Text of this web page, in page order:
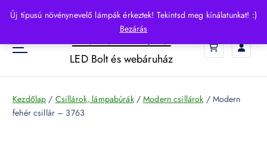
Új típusú növénynevelő lámpák érkeztek! Tekintsd meg kínálatunkat! :)
Bezárás
p
o
HelloLED.hu
LED Bolt és webáruház
Kezdőlap / Csillárok, lámpabúrák/Modern csillárok / Modern
fehér csillár – 3763